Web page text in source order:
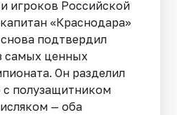
игроков Российской
«Краснодара»
подтвердил
самых ценных
Он разделил
полузащитником
— оба